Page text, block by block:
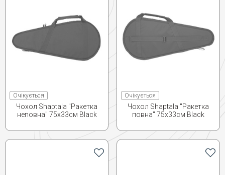
Очікується
Чохол Shaptala "Ракетка
неповна" 75х33см Black
Очікується
Чохол Shaptala "Ракетка
повна" 75х33см Black